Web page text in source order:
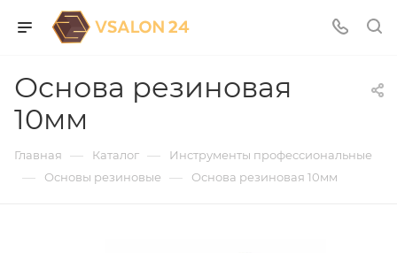
Основа резиновая
10мм
Главная — Каталог — Инструменты профессиональные
— Основы резиновые — Основа резиновая 10мм